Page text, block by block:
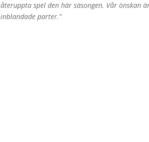
återuppta spel den här säsongen. Vår önskan
inblandade parter.”